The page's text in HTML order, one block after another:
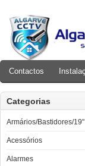
Contactos
Categorias
Armários/Bastidores/19"
Acessórios
Alarmes